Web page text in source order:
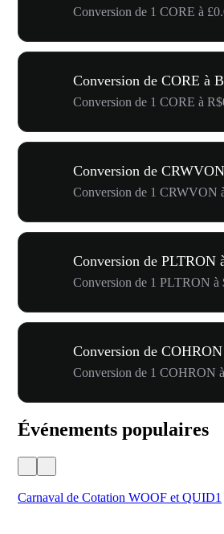
Conversion de 1 CORE à
Conversion de CORE à
Conversion de 1 CORE à
Conversion de
Conversion de 1 CRWVON
Conversion de PLTRON
Conversion de 1 PLTRON à
Conversion de
Conversion de 1 COHRON
Événements populaires
Carnaval de Cotation WOOF et QUID1